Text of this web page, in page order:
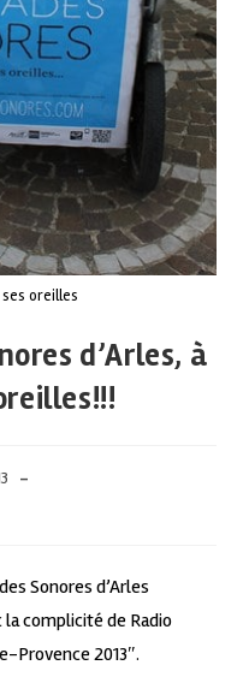
oreilles
d’Arles, à
Sonores d’Arles
la complicité de Radio
Provence 2013″.